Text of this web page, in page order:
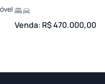
Venda: R$ 470.000,00